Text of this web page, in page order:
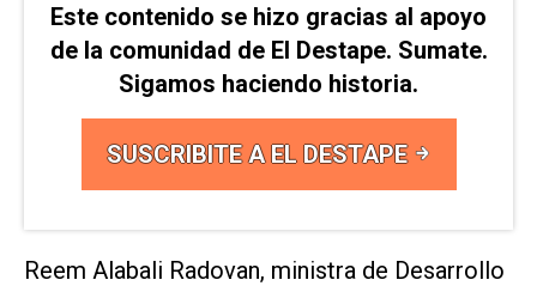
Este contenido se hizo gracias al apoyo
de la comunidad de El Destape. Sumate.
Sigamos haciendo historia.
SUSCRIBITE A EL DESTAPE
Reem Alabali Radovan, ministra de Desarrollo